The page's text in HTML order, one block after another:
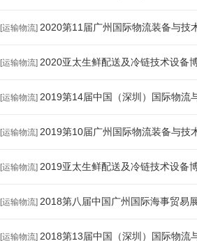
[运输物流] 2020第11届广州国际物流装备与技
[运输物流] 2020亚太生鲜配送及冷链技术设备
[运输物流] 2019第14届中国（深圳）国际物流
[运输物流] 2019第10届广州国际物流装备与技
[运输物流] 2019亚太生鲜配送及冷链技术设备
[运输物流] 2018第八届中国广州国际海事贸易
[运输物流] 2018第13届中国（深圳）国际物流